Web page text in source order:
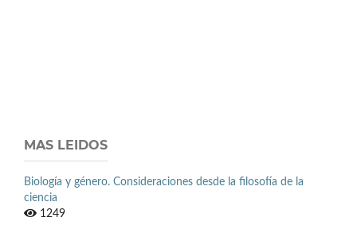
MAS LEIDOS
Biología y género. Consideraciones desde la filosofía de la
ciencia
1249